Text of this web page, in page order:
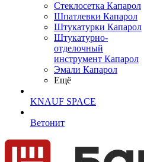
Cтеклосетка Капарол
Шпатлевки Капарол
Штукатурки Капарол
Штукатурно-
отделочный
инструмент Капарол
Эмали Капарол
Ещё
KNAUF SPACE
Ветонит